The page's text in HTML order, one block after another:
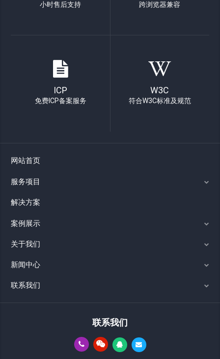
小时售后支持 跨浏览器兼容
ICP
免费ICP备案服务
W3C
符合W3C标准及规范
网站首页
服务项目
解决方案
案例展示
关于我们
新闻中心
联系我们
联系我们